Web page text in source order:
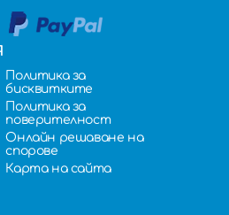
Политика за
бисквитките
Политика за
поверителност
Онлайн решаване на
спорове
Карта на сайта